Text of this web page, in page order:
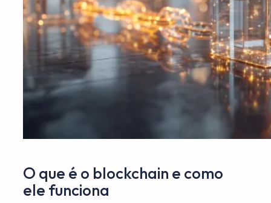
O que é o blockchain e como
ele funciona